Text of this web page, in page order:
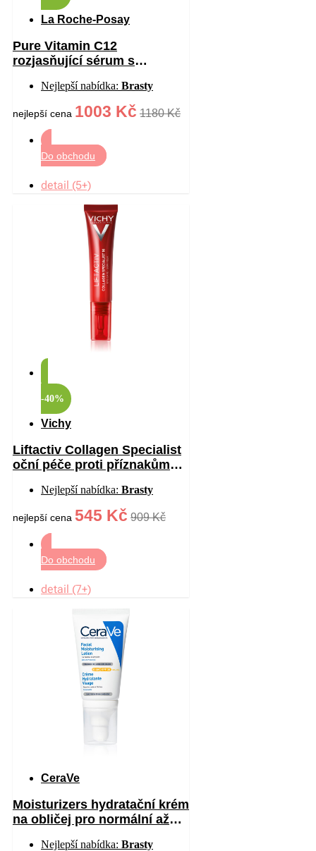
La Roche-Posay
Pure Vitamin C12
rozjasňující sérum s
30 mlNejlepší nabídka: Brasty
nejlepší cena 1003 Kč 1180 Kč
Do obchodu
detail (5+)
-40%
Vichy
Liftactiv Collagen Specialist
oční péče proti příznakům
Nejlepší nabídka: Brasty
nejlepší cena 545 Kč 909 Kč
Do obchodu
detail (7+)
CeraVe
Moisturizers hydratační krém
na obličej pro normální až
Nejlepší nabídka: Brasty